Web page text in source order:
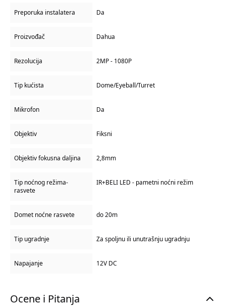
Preporuka instalatera Da
Proizvođač Dahua
Rezolucija 2MP - 1080P
Tip kućista Dome/Eyeball/Turret
Mikrofon Da
Objektiv Fiksni
Objektiv fokusna daljina 2,8mm
Tip noćnog režima-
rasvete
IR+BELI LED - pametni noćni režim
Domet noćne rasvete do 20m
Tip ugradnje Za spoljnu ili unutrašnju ugradnju
Napajanje 12V DC
Ocene i Pitanja